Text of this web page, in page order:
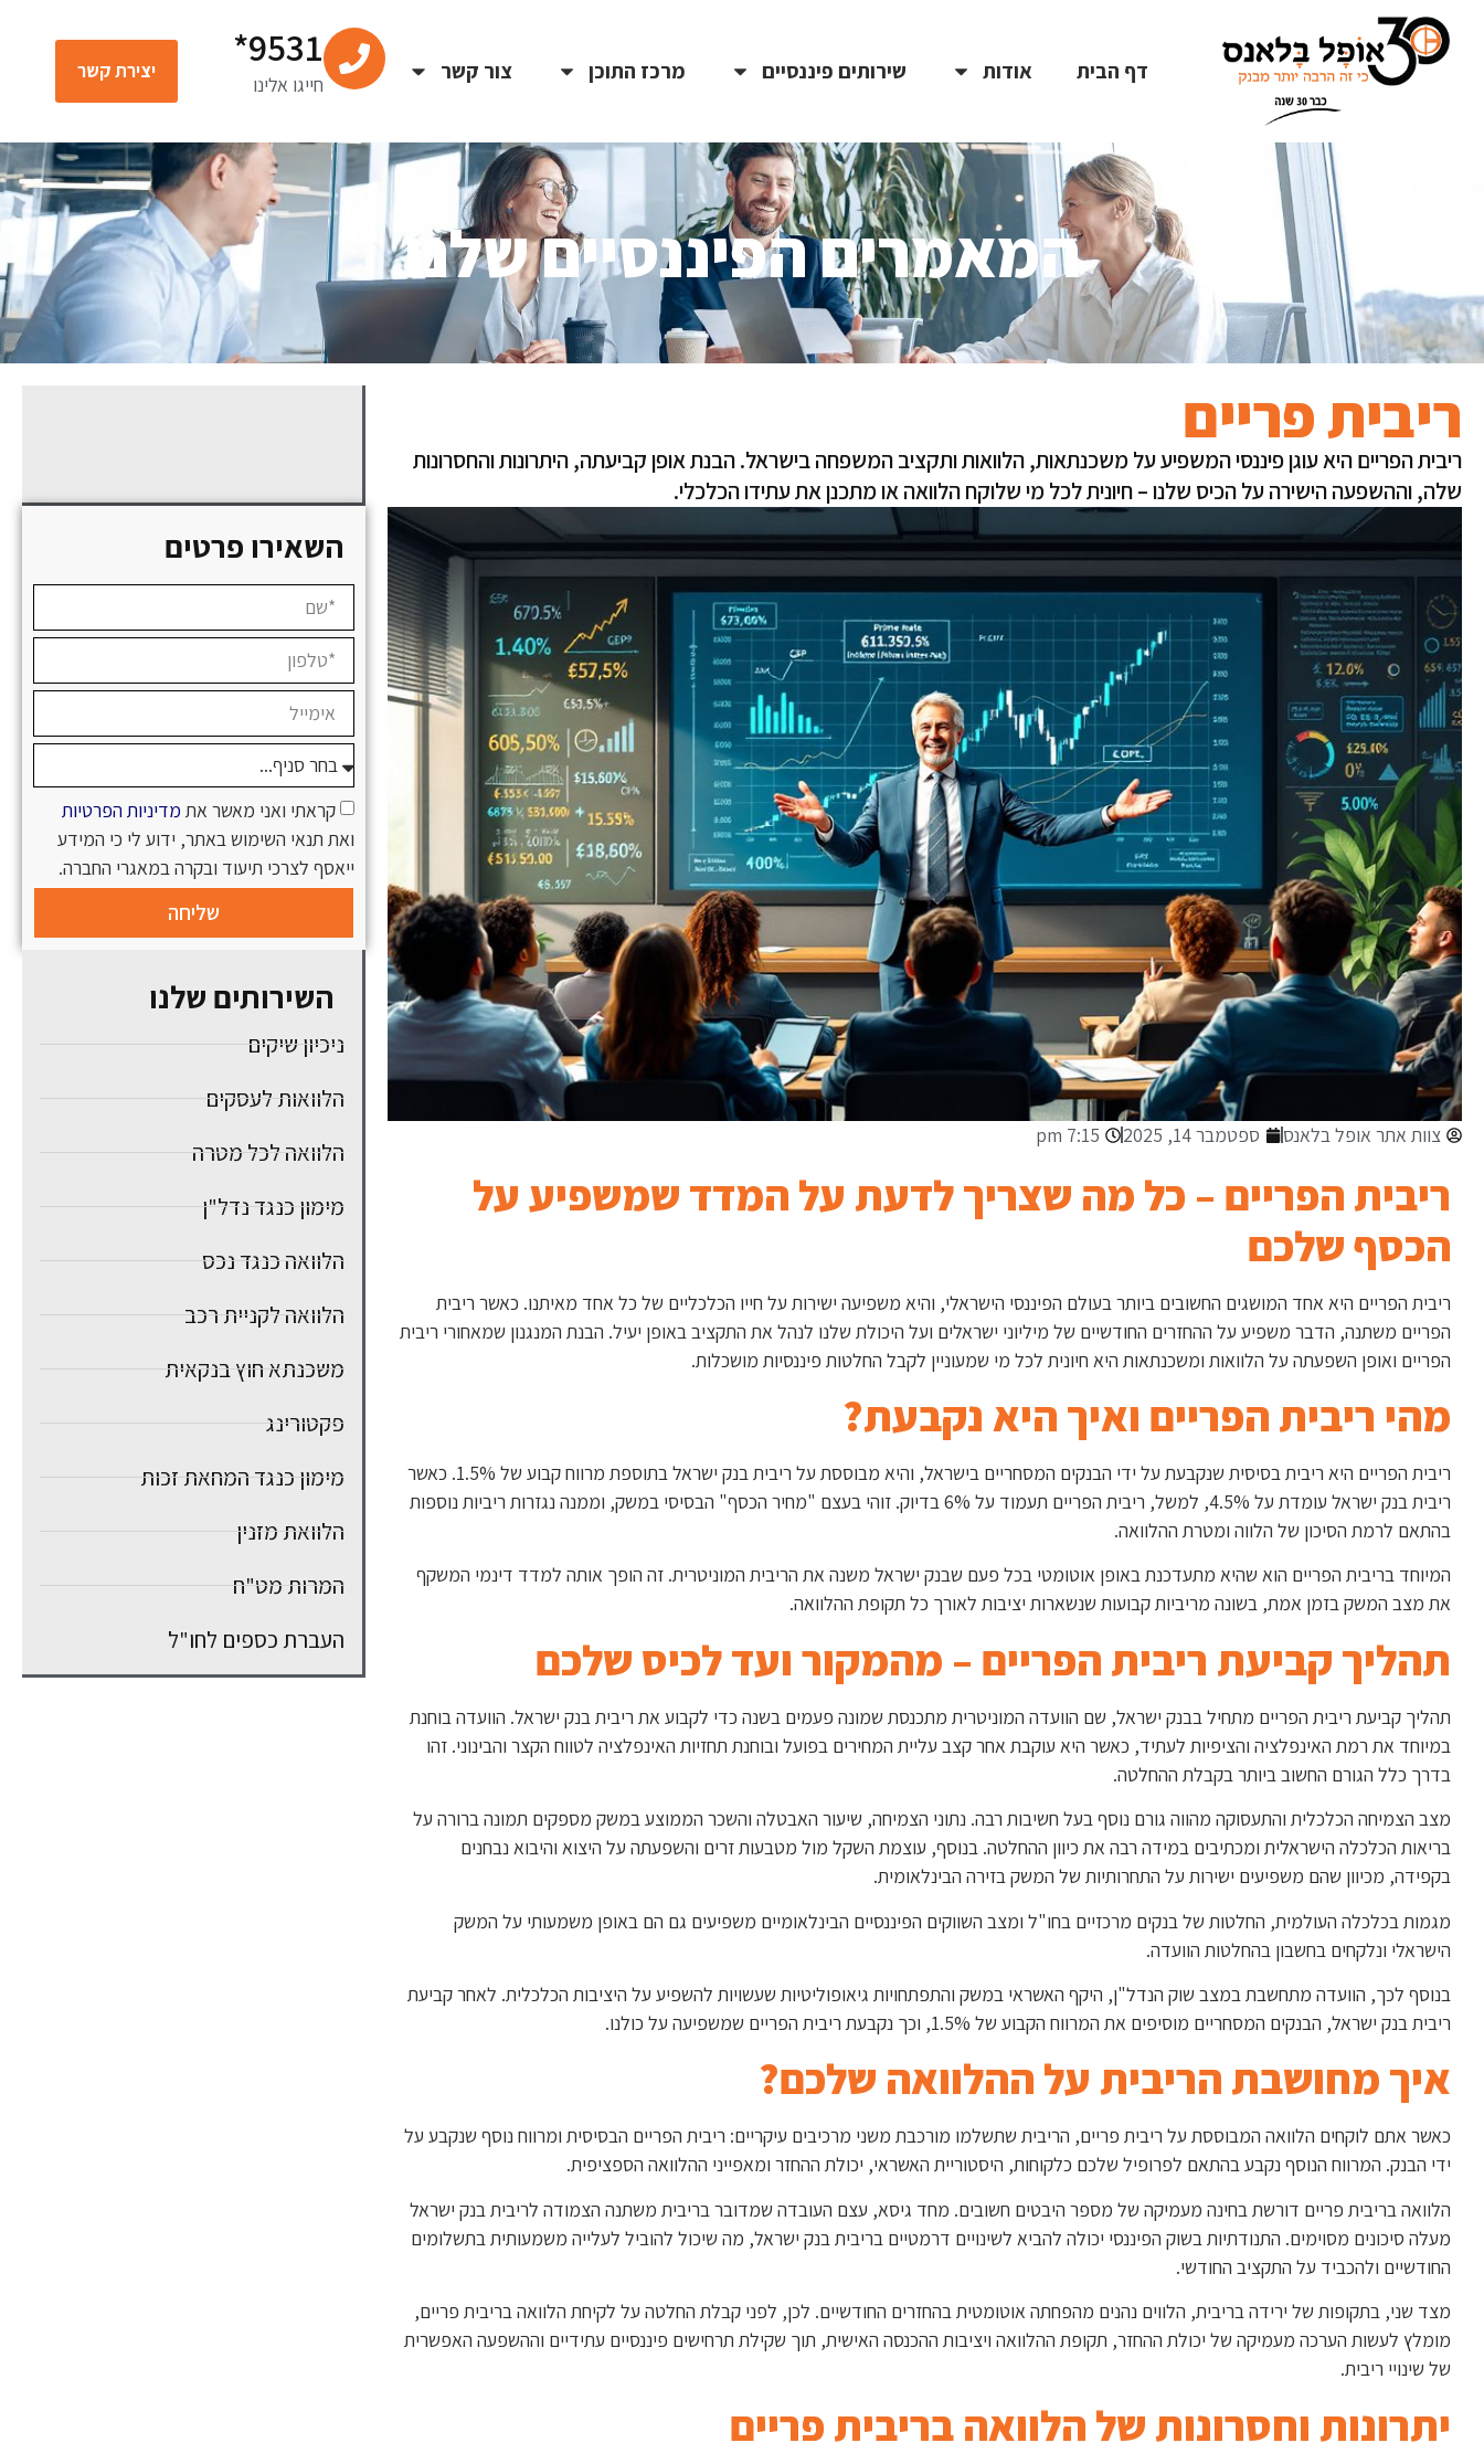
דף הבית אודות שירותים פיננסיים מרכז התוכן צור קשר 9531*
חייגו אלינו
יצירת קשר
המאמרים הפיננסיים שלנו
ריבית פריים
ריבית הפריים היא עוגן פיננסי המשפיע על משכנתאות, הלוואות ותקציב המשפחה בישראל. הבנת אופן קביעתה, היתרונות והחסרונות
שלה, וההשפעה הישירה על הכיס שלנו – חיונית לכל מי שלוקח הלוואה או מתכנן את עתידו הכלכלי.
צוות אתר אופל בלאנס ספטמבר 14, 2025 7:15 pm
ריבית הפריים – כל מה שצריך לדעת על המדד שמשפיע על
הכסף שלכם
ריבית הפריים היא אחד המושגים החשובים ביותר בעולם הפיננסי הישראלי, והיא משפיעה ישירות על חייו הכלכליים של כל אחד מאיתנו. כאשר ריבית
הפריים משתנה, הדבר משפיע על ההחזרים החודשיים של מיליוני ישראלים ועל היכולת שלנו לנהל את התקציב באופן יעיל. הבנת המנגנון שמאחורי ריבית
הפריים ואופן השפעתה על הלוואות ומשכנתאות היא חיונית לכל מי שמעוניין לקבל החלטות פיננסיות מושכלות.
מהי ריבית הפריים ואיך היא נקבעת?
ריבית הפריים היא ריבית בסיסית שנקבעת על ידי הבנקים המסחריים בישראל, והיא מבוססת על ריבית בנק ישראל בתוספת מרווח קבוע של 1.5%. כאשר
ריבית בנק ישראל עומדת על 4.5%, למשל, ריבית הפריים תעמוד על 6% בדיוק. זוהי בעצם "מחיר הכסף" הבסיסי במשק, וממנה נגזרות ריביות נוספות
בהתאם לרמת הסיכון של הלווה ומטרת ההלוואה.
המיוחד בריבית הפריים הוא שהיא מתעדכנת באופן אוטומטי בכל פעם שבנק ישראל משנה את הריבית המוניטרית. זה הופך אותה למדד דינמי המשקף
את מצב המשק בזמן אמת, בשונה מריביות קבועות שנשארות יציבות לאורך כל תקופת ההלוואה.
תהליך קביעת ריבית הפריים – מהמקור ועד לכיס שלכם
תהליך קביעת ריבית הפריים מתחיל בבנק ישראל, שם הוועדה המוניטרית מתכנסת שמונה פעמים בשנה כדי לקבוע את ריבית בנק ישראל. הוועדה בוחנת
במיוחד את רמת האינפלציה והציפיות לעתיד, כאשר היא עוקבת אחר קצב עליית המחירים בפועל ובוחנת תחזיות האינפלציה לטווח הקצר והבינוני. זהו
בדרך כלל הגורם החשוב ביותר בקבלת ההחלטה.
מצב הצמיחה הכלכלית והתעסוקה מהווה גורם נוסף בעל חשיבות רבה. נתוני הצמיחה, שיעור האבטלה והשכר הממוצע במשק מספקים תמונה ברורה על
בריאות הכלכלה הישראלית ומכתיבים במידה רבה את כיוון ההחלטה. בנוסף, עוצמת השקל מול מטבעות זרים והשפעתה על היצוא והיבוא נבחנים
בקפידה, מכיוון שהם משפיעים ישירות על התחרותיות של המשק בזירה הבינלאומית.
מגמות בכלכלה העולמית, החלטות של בנקים מרכזיים בחו"ל ומצב השווקים הפיננסיים הבינלאומיים משפיעים גם הם באופן משמעותי על המשק
הישראלי ונלקחים בחשבון בהחלטות הוועדה.
בנוסף לכך, הוועדה מתחשבת במצב שוק הנדל"ן, היקף האשראי במשק והתפתחויות גיאופוליטיות שעשויות להשפיע על היציבות הכלכלית. לאחר קביעת
ריבית בנק ישראל, הבנקים המסחריים מוסיפים את המרווח הקבוע של 1.5%, וכך נקבעת ריבית הפריים שמשפיעה על כולנו.
איך מחושבת הריבית על ההלוואה שלכם?
כאשר אתם לוקחים הלוואה המבוססת על ריבית פריים, הריבית שתשלמו מורכבת משני מרכיבים עיקריים: ריבית הפריים הבסיסית ומרווח נוסף שנקבע על
ידי הבנק. המרווח הנוסף נקבע בהתאם לפרופיל שלכם כלקוחות, היסטוריית האשראי, יכולת ההחזר ומאפייני ההלוואה הספציפית.
הלוואה בריבית פריים דורשת בחינה מעמיקה של מספר היבטים חשובים. מחד גיסא, עצם העובדה שמדובר בריבית משתנה הצמודה לריבית בנק ישראל
מעלה סיכונים מסוימים. התנודתיות בשוק הפיננסי יכולה להביא לשינויים דרמטיים בריבית בנק ישראל, מה שיכול להוביל לעלייה משמעותית בתשלומים
החודשיים ולהכביד על התקציב החודשי.
מצד שני, בתקופות של ירידה בריבית, הלווים נהנים מהפחתה אוטומטית בהחזרים החודשיים. לכן, לפני קבלת החלטה על לקיחת הלוואה בריבית פריים,
מומלץ לעשות הערכה מעמיקה של יכולת ההחזר, תקופת ההלוואה ויציבות ההכנסה האישית, תוך שקילת תרחישים פיננסיים עתידיים וההשפעה האפשרית
של שינויי ריבית.
יתרונות וחסרונות של הלוואה בריבית פריים
השאירו פרטים
קראתי ואני מאשר את מדיניות הפרטיות
ואת תנאי השימוש באתר, ידוע לי כי המידע
ייאסף לצרכי תיעוד ובקרה במאגרי החברה.
שליחה
השירותים שלנו
ניכיון שיקים
הלוואות לעסקים
הלוואה לכל מטרה
מימון כנגד נדל"ן
הלוואה כנגד נכס
הלוואה לקניית רכב
משכנתא חוץ בנקאית
פקטורינג
מימון כנגד המחאת זכות
הלוואת מזנין
המרות מט"ח
העברת כספים לחו"ל